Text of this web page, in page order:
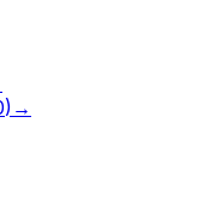
) →